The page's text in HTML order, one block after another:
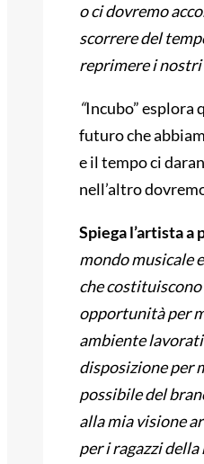
o ci dovremo
scorrere del
reprimere i
“Incubo” esplora
futuro che
e il tempo ci
nell’altro
Spiega l’artista
mondo musicale
che costituiscono
opportunità per
ambiente
disposizione per
possibile del
alla mia visione
per i ragazzi